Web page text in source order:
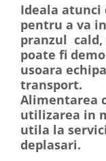
Ideala atunci
pentru a va
pranzul cald,
poate fi
usoara
transport.
Alimentarea
utilizarea in
utila la
deplasari.